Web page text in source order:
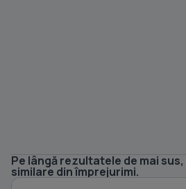
Pe lângă rezultatele de mai
similare din împrejurimi.